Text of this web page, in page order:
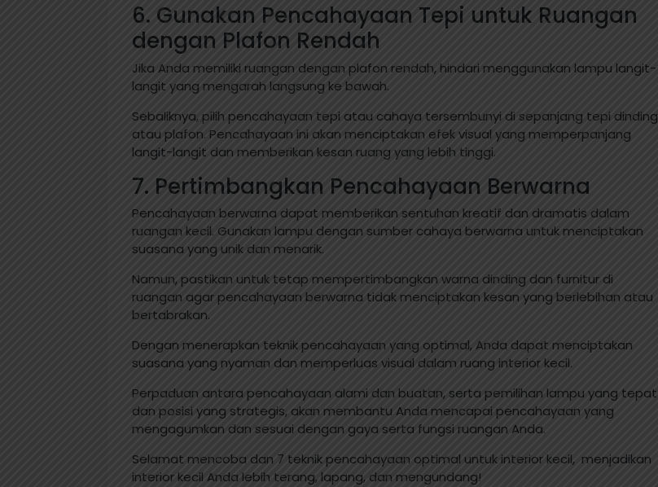
6. Gunakan Pencahayaan Tepi untuk Ruangan
dengan Plafon Rendah
Jika Anda memiliki ruangan dengan plafon rendah, hindari menggunakan lampu langit-
langit yang mengarah langsung ke bawah.
Sebaliknya, pilih pencahayaan tepi atau cahaya tersembunyi di sepanjang tepi dinding
atau plafon. Pencahayaan ini akan menciptakan efek visual yang memperpanjang
langit-langit dan memberikan kesan ruang yang lebih tinggi.
7. Pertimbangkan Pencahayaan Berwarna
Pencahayaan berwarna dapat memberikan sentuhan kreatif dan dramatis dalam
ruangan kecil. Gunakan lampu dengan sumber cahaya berwarna untuk menciptakan
suasana yang unik dan menarik.
Namun, pastikan untuk tetap mempertimbangkan warna dinding dan furnitur di
ruangan agar pencahayaan berwarna tidak menciptakan kesan yang berlebihan atau
bertabrakan.
Dengan menerapkan teknik pencahayaan yang optimal, Anda dapat menciptakan
suasana yang nyaman dan memperluas visual dalam ruang interior kecil.
Perpaduan antara pencahayaan alami dan buatan, serta pemilihan lampu yang tepat
dan posisi yang strategis, akan membantu Anda mencapai pencahayaan yang
mengagumkan dan sesuai dengan gaya serta fungsi ruangan Anda.
Selamat mencoba dan 7 teknik pencahayaan optimal untuk interior kecil, menjadikan
interior kecil Anda lebih terang, lapang, dan mengundang!